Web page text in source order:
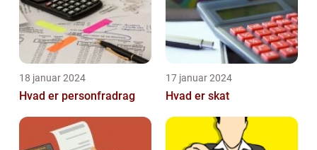
18 januar 2024
Hvad er personfradrag
17 januar 2024
Hvad er skat